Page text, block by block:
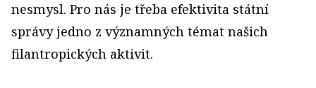
nesmysl. Pro nás je třeba efektivita státní
správy jedno z významných témat našich
filantropických aktivit.